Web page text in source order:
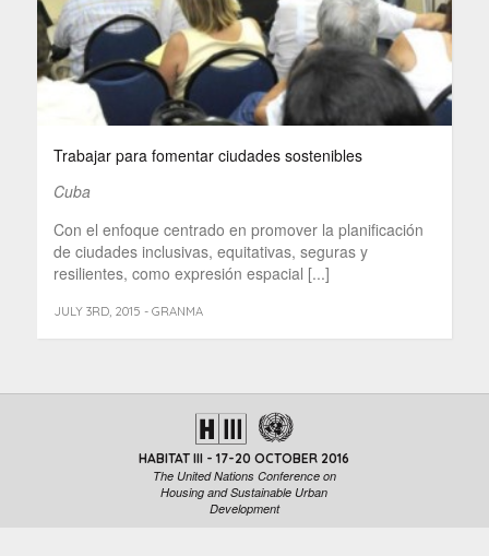
Trabajar para fomentar ciudades sostenibles
Cuba
Con el enfoque centrado en promover la planificación
de ciudades inclusivas, equitativas, seguras y
resilientes, como expresión espacial [...]
JULY 3RD, 2015 - GRANMA
HABITAT III - 17-20 OCTOBER 2016
The United Nations Conference on
Housing and Sustainable Urban
Development